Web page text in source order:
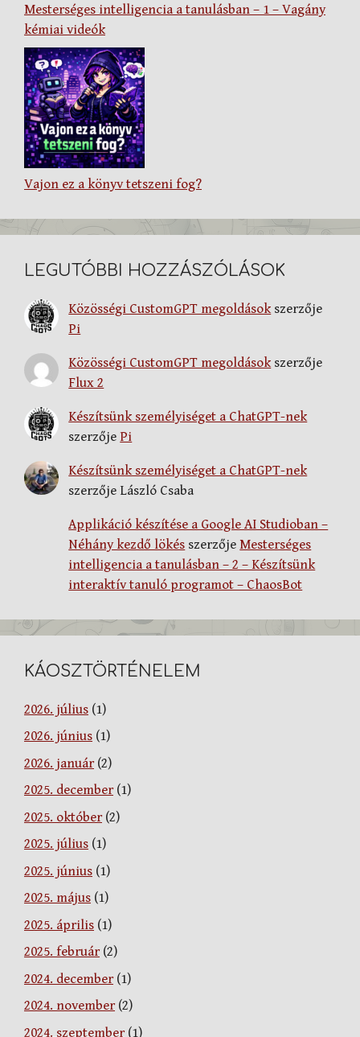
Mesterséges intelligencia a tanulásban – 1 – Vagány
kémiai videók
Vajon ez a könyv tetszeni fog?
LEGUTÓBBI HOZZÁSZÓLÁSOK
Közösségi CustomGPT megoldásokszerzője
Pi
Közösségi CustomGPT megoldásokszerzője
Flux 2
Készítsünk személyiséget a ChatGPT-nek
szerzője Pi
Készítsünk személyiséget a ChatGPT-nek
szerzője László Csaba
Applikáció készítése a Google AI Studioban –
Néhány kezdő lökés szerzőjeMesterséges
intelligencia a tanulásban – 2 – Készítsünk
interaktív tanuló programot – ChaosBot
KÁOSZTÖRTÉNELEM
2026. július (1)
2026. június (1)
2026. január(2)
2025. december(1)
2025. október(2)
2025. július (1)
2025. június (1)
2025. május (1)
2025. április (1)
2025. február(2)
2024. december(1)
2024. november(2)
2024. szeptember(1)